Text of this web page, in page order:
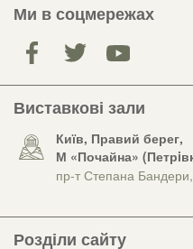
Ми в соцмережах
Виставкові зали
Київ, Правий берег,
М «Почайна»
пр-т Степана
Розділи сайту